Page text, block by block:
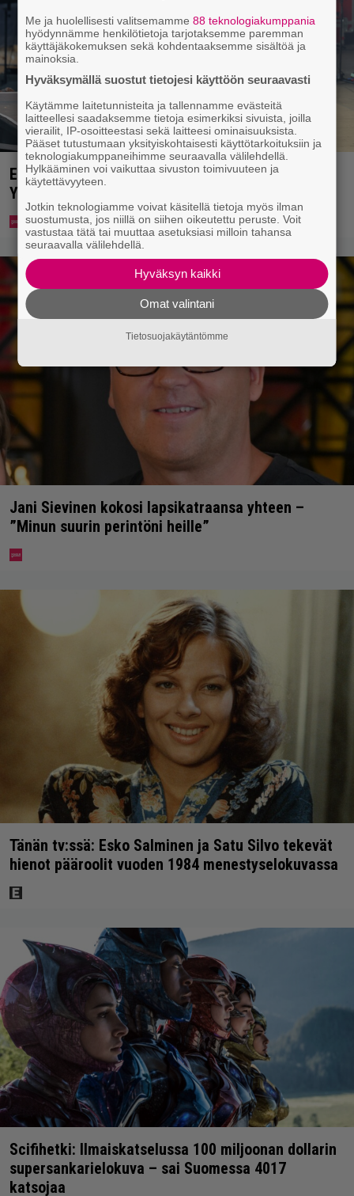
Eppu Normaalin viimeinen konsertti esitetään
Ylellä
Jani Sievinen kokosi lapsikatraansa yhteen –
”Minun suurin perintöni heille”
Tänän tv:ssä: Esko Salminen ja Satu Silvo tekevät
hienot pääroolit vuoden 1984 menestyselokuvassa
Scifihetki: Ilmaiskatselussa 100 miljoonan dollarin
supersankarielokuva – sai Suomessa 4017
katsojaa
Me ja huolellisesti valitsemamme88 teknologiakumppania
hyödynnämme henkilötietoja tarjotaksemme paremman
käyttäjäkokemuksen sekä kohdentaaksemme sisältöä ja
mainoksia.
Hyväksymällä suostut tietojesi käyttöön seuraavasti
Käytämme laitetunnisteita ja tallennamme evästeitä
laitteellesi saadaksemme tietoja esimerkiksi sivuista, joilla
vierailit, IP-osoitteestasi sekä laitteesi ominaisuuksista.
Pääset tutustumaan yksityiskohtaisesti käyttötarkoituksiin ja
teknologiakumppaneihimme seuraavalla välilehdellä.
Hylkääminen voi vaikuttaa sivuston toimivuuteen ja
käytettävyyteen.
Jotkin teknologiamme voivat käsitellä tietoja myös ilman
suostumusta, jos niillä on siihen oikeutettu peruste. Voit
vastustaa tätä tai muuttaa asetuksiasi milloin tahansa
seuraavalla välilehdellä.
Hyväksyn kaikki
Omat valintani
Tietosuojakäytäntömme